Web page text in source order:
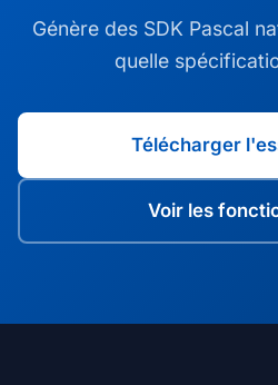
Génère des SDK Pascal
quelle
Télécharger
Voir les